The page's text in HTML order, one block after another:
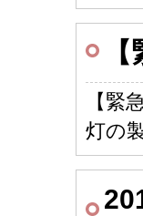
【緊
灯の